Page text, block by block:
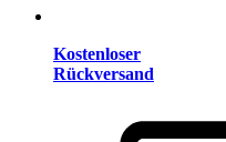
Kostenloser
Rückversand